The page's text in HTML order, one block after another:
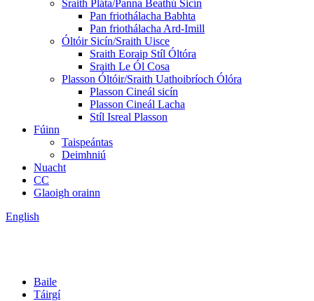
Sraith Pláta/Panna Beathú Sicín
Pan friothálacha Babhta
Pan friothálacha Ard-Imill
Óltóir Sicín/Sraith Uisce
Sraith Eoraip Stíl Óltóra
Sraith Le Ól Cosa
Plasson Óltóir/Sraith Uathoibríoch Ólóra
Plasson Cineál sicín
Plasson Cineál Lacha
Stíl Isreal Plasson
Fúinn
Taispeántas
Deimhniú
Nuacht
CC
Glaoigh orainn
English
Baile
Táirgí